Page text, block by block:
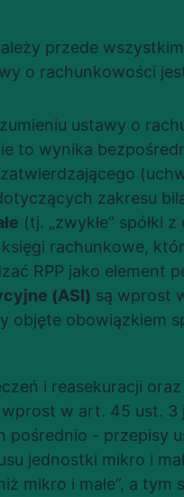
przede
o rachunkowości
ustawy o
to wynika
zakresu
(tj. „zwykłe” spółki
rachunkowe,
RPP jako element
(ASI) są wprost
objęte obowiązkiem
i reasekuracji
w art. 45 ust.
pośrednio - przepisy
jednostki mikro i
mikro i małe”, a